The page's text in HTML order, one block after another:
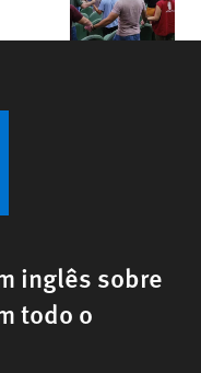
inglês sobre
todo o